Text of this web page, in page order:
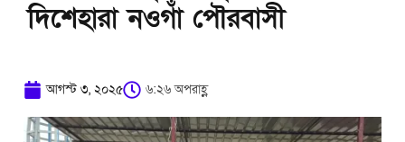
দিশেহারা নওগাঁ পৌরবাসী
আগস্ট ৩, ২০২৫ ৬:২৬ অপরাহ্ণ